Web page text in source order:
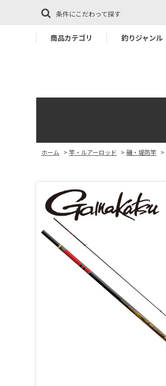
条件にこだわって探す
商品カテゴリ 釣りジャンル
ホーム > 竿・ルアーロッド > 磯・堤防竿 >